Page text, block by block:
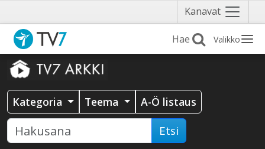
Kanavat Näytä
valikko
Valikko
Kategoria Teema A-Ö listaus
Etsi